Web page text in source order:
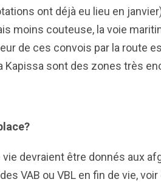
ont déjà eu lieu en
moins couteuse, la voie
de ces convois par la route
Kapissa sont des zones très
devraient être donnés aux
VAB ou VBL en fin de vie,